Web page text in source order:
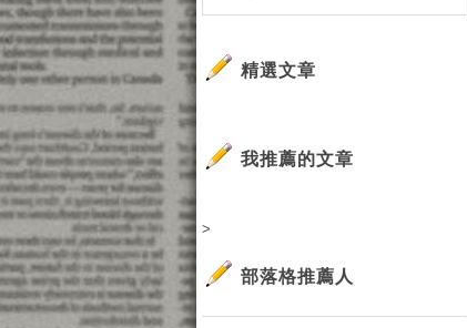
精選文章
我推薦的文章
>
部落格推薦人